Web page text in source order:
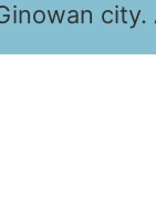
city.